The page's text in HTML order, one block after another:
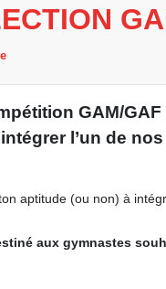
GAM/
l’un de
aptitude (ou non) à
aux gymnastes